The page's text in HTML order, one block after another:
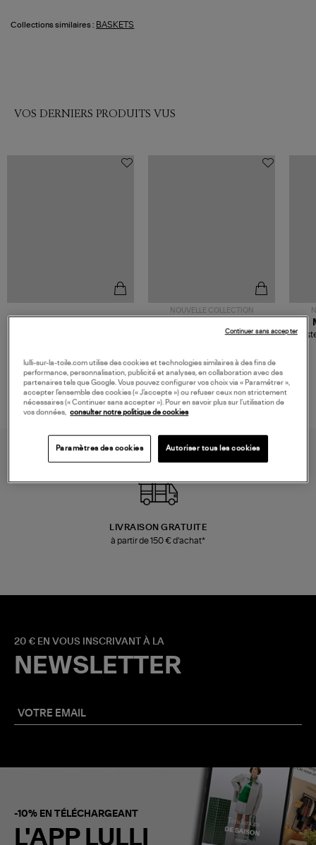
Collections similaires : BASKETS
VOS DERNIERS PRODUITS VUS
NOUVELLE COLLECTION
Mocassins Killian Sport
LIVRAISON GRATUITE
à partir de 150 € d'achat*
20 € EN VOUS INSCRIVANT À LA
NEWSLETTER
-10% EN TÉLÉCHARGEANT
L'APP LULLI
lulli-sur-la-toile.com utilise des cookies et technologies similaires à des fins de
performance, personnalisation, publicité et analyses, en collaboration avec des
partenaires tels que Google. Vous pouvez configurer vos choix via « Paramétrer »,
accepter l’ensemble des cookies (« J’accepte ») ou refuser ceux non strictement
nécessaires (« Continuer sans accepter »). Pour en savoir plus sur l’utilisation de
vos données, consulter notre politique de cookies
Paramètres des cookies Autoriser tous les cookies
Continuer sans accepter